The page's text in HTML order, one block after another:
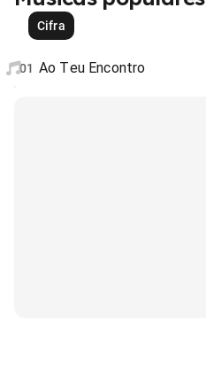
Cifra
01 Ao Teu Encontro